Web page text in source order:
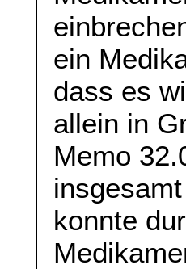
ein
dass es
allein in
Memo
konnte